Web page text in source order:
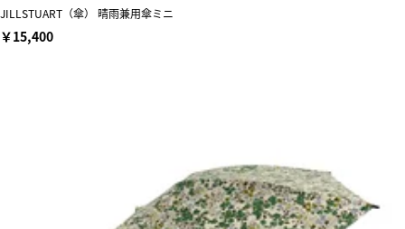
JILLSTUART（傘） 晴雨兼用傘ミニ
￥15,400